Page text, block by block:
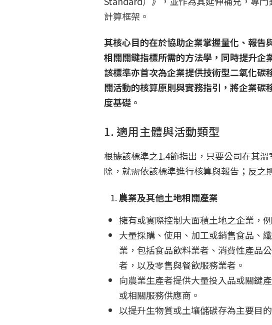
計算框架。
其核心目的在於協助企業掌握量化、報告
相關關鍵指標所需的方法學，同時提升企
該標準亦首次為企業提供技術型二氧化碳
關活動的核算原則與實務指引，將企業碳
度基礎。
1. 適用主體與活動類型
根據該標準之1.4節指出，只要公司在其
除，就需依該標準進行核算與報告；反之
農業及其他土地相關產業
擁有或實際控制大面積土地之企業，
大量採購、使用、加工或銷售食品、
業，包括食品飲料業者、消費性產品
者，以及零售與餐飲服務業者。
向農業生產者提供大量投入品或關鍵
或相關服務供應商。
以提升生物質或土壤儲碳存為主要目